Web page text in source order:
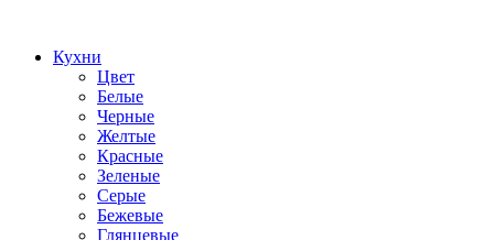
Кухни
Цвет
Белые
Черные
Желтые
Красные
Зеленые
Серые
Бежевые
Глянцевые